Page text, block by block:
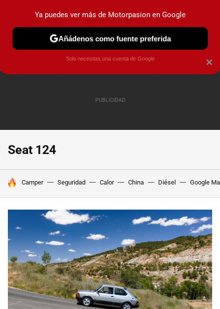
PRUEBAS COCHES ELÉCTRICOS OBSERVATORIO
Seat 124
HOY SE HABLA DE
Camper Seguridad Calor China Diésel Google
×
Ya puedes ver más de Motorpasion en Google
Añádenos como fuente preferida
Solo necesitas una cuenta de Google